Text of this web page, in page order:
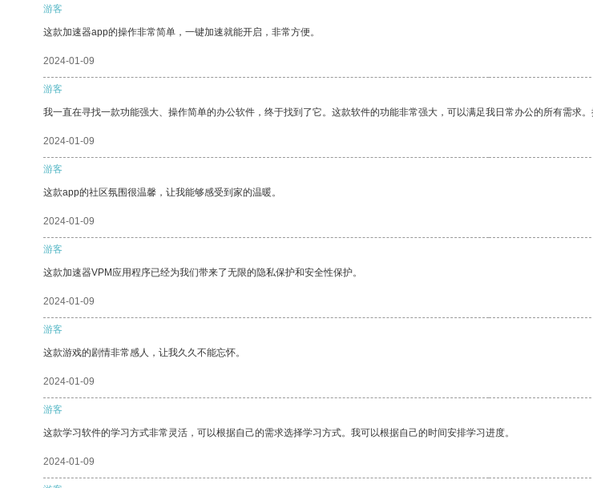
游客
这款加速器app的操作非常简单，一键加速就能开启，非常方便。
2024-01-09
游客
我一直在寻找一款功能强大、操作简单的办公软件，终于找到了它。这款软件的功能非常强大，可以满足我日常办公的所有需求
2024-01-09
游客
这款app的社区氛围很温馨，让我能够感受到家的温暖。
2024-01-09
游客
这款加速器VPM应用程序已经为我们带来了无限的隐私保护和安全性保护。
2024-01-09
游客
这款游戏的剧情非常感人，让我久久不能忘怀。
2024-01-09
游客
这款学习软件的学习方式非常灵活，可以根据自己的需求选择学习方式。我可以根据自己的时间安排学习进度。
2024-01-09